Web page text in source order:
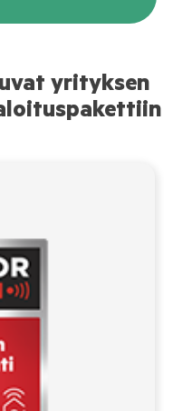
yrityksen